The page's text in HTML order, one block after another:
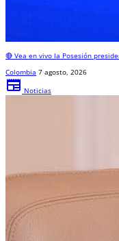
🔴 Vea en vivo la Posesión
Colombia 7 agosto, 2026
newspaper Noticias